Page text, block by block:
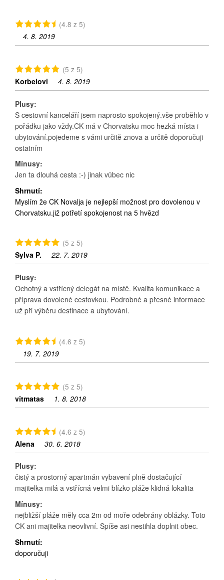
(4.8 z 5)
4. 8. 2019
(5 z 5)
Korbelovi
4. 8. 2019
Plusy:
S cestovní kanceláří jsem naprosto spokojený.vše proběhlo v
pořádku jako vždy.CK má v Chorvatsku moc hezká místa i
ubytování.pojedeme s vámi určitě znova a určitě doporučuji
ostatním
Mínusy:
Jen ta dlouhá cesta :-) jinak vůbec nic
Shrnutí:
Myslím že CK Novalja je nejlepší možnost pro dovolenou v
Chorvatsku.již potřetí spokojenost na 5 hvězd
(5 z 5)
Sylva P.
22. 7. 2019
Plusy:
Ochotný a vstřícný delegát na místě. Kvalita komunikace a
příprava dovolené cestovkou. Podrobné a přesné informace
už při výběru destinace a ubytování.
(4.6 z 5)
19. 7. 2019
(5 z 5)
vitmatas
1. 8. 2018
(4.6 z 5)
Alena
30. 6. 2018
Plusy:
čistý a prostorný apartmán vybavení plně dostačující
majitelka milá a vstřícná velmi blízko pláže klidná lokalita
Mínusy:
nejbližší pláže měly cca 2m od moře odebrány oblázky. Toto
CK ani majitelka neovlivní. Spíše asi nestihla doplnit obec.
Shrnutí:
doporučuji